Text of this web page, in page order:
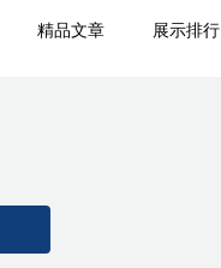
精品文章 展示排行